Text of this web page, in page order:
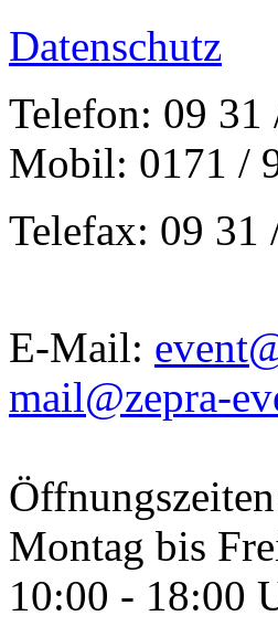
Datenschutz
Telefon: 09 31
Mobil: 0171 /
Telefax: 09 31
E-Mail:
mail@zepra-
Montag bis
10:00 - 18:00